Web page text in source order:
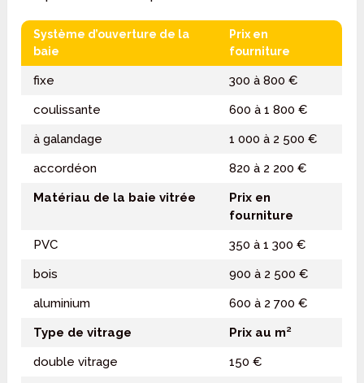
Système d’ouverture de la
baie
Prix en
fourniture
fixe
300 à 800 €
coulissante
600 à 1 800 €
à galandage
1 000 à 2 500 €
accordéon
820 à 2 200 €
Matériau de la baie vitrée
Prix en
fourniture
PVC
350 à 1 300 €
bois
900 à 2 500 €
aluminium
600 à 2 700 €
Type de vitrage
Prix au m²
double vitrage
150 €